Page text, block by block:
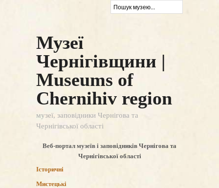
Музеї
Чернігівщини |
Museums of
Chernihiv region
музеї, заповідники Чернігова та
Чернігівської області
Веб-портал музеїв і заповідників Чернігова та
Чернігівської області
Історичні
Мистецькі